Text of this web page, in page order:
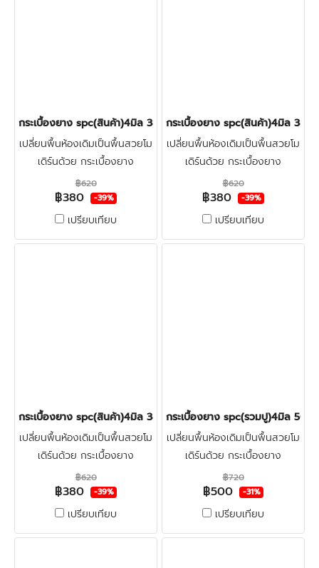
กระเบื้องยาง spc(สินค้า)4มิล 380บาท/ตร.ม. LT-COTTO LENO
เปลี่ยนพื้นห้องเดิมเป็นพื้นสวยโม
เดิร์นด้วย กระเบื้องยาง
ลายไม้spc4มิล LT-COTTO ทำ
จากไวนิลผสมหิน แข็งแรงผิวหน้า
เคลือบชั้นกันรอย ทนน้ำกัน
฿620
฿380 -39%
เปรียบเทียบ
กระเบื้องยาง spc(สินค้า)4มิล 380
เปลี่ยนพื้นห้องเดิมเป็นพื้นสวยโม
เดิร์นด้วย กระเบื้องยาง
ลายไม้spc4มิล LT-COTTO ทำ
จากไวนิลผสมหิน แข็งแรงผิวหน้า
เคลือบชั้นกันรอย ทนน้ำกัน
฿620
฿380 -39%
เปรียบเทียบ
กระเบื้องยาง spc(สินค้า)4มิล 380บาท/ตร.ม. LT-COTTO LAGOON
เปลี่ยนพื้นห้องเดิมเป็นพื้นสวยโม
เดิร์นด้วย กระเบื้องยาง
ลายไม้spc4มิล LT-COTTO ทำ
จากไวนิลผสมหิน แข็งแรงผิวหน้า
เคลือบชั้นกันรอย ทนน้ำกัน
฿620
฿380 -39%
เปรียบเทียบ
กระเบื้องยาง spc(รวมปู)4มิล 500
เปลี่ยนพื้นห้องเดิมเป็นพื้นสวยโม
เดิร์นด้วย กระเบื้องยาง
ลายไม้spc4มิล LT-COTTO +
โฟมรองปรับระดับ + ปูฟรีรวมติด
ตั้ง + ตรวจพื้นก่อนติดตั้ง คลิก
฿720
฿500 -31%
เปรียบเทียบ